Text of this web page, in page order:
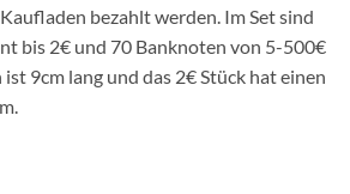
bezahlt werden. Im Set sind
bis 2€ und 70 Banknoten von 5-500€
9cm lang und das 2€ Stück hat einen